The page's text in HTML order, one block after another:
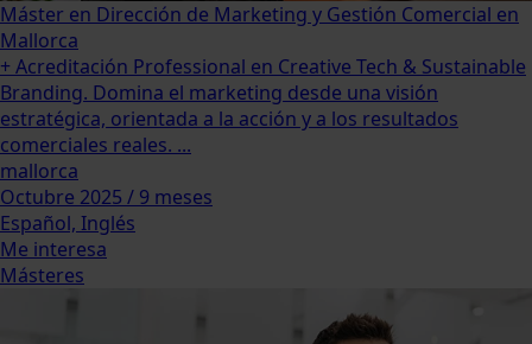
Máster en Dirección de Marketing y Gestión Comercial en
Mallorca
+ Acreditación Professional en Creative Tech & Sustainable
Branding. Domina el marketing desde una visión
estratégica, orientada a la acción y a los resultados
comerciales reales. ...
mallorca
Octubre 2025 / 9 meses
Español, Inglés
Me interesa
Másteres